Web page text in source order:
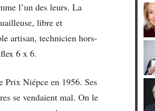
l’un des leurs. La
libre et
artisan, technicien hors-
6 x 6.
Prix Niépce en 1956. Ses
se vendaient mal. On le